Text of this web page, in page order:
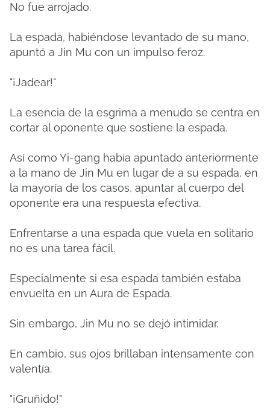
No fue arrojado.
La espada, habiéndose levantado de su mano,
apuntó a Jin Mu con un impulso feroz.
"¡Jadear!"
La esencia de la esgrima a menudo se centra en
cortar al oponente que sostiene la espada.
Así como Yi-gang había apuntado anteriormente
a la mano de Jin Mu en lugar de a su espada, en
la mayoría de los casos, apuntar al cuerpo del
oponente era una respuesta efectiva.
Enfrentarse a una espada que vuela en solitario
no es una tarea fácil.
Especialmente si esa espada también estaba
envuelta en un Aura de Espada.
Sin embargo, Jin Mu no se dejó intimidar.
En cambio, sus ojos brillaban intensamente con
valentía.
"¡Gruñido!"